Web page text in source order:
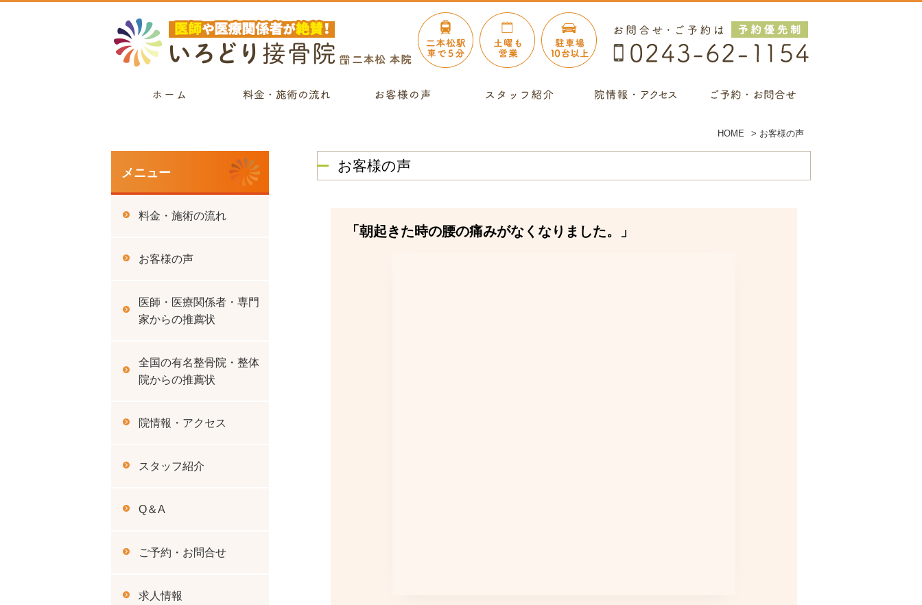
HOME > お客様の声
お客様の声
「朝起きた時の腰の痛みがなくなりました。」
メニュー
料金・施術の流れ
お客様の声
医師・医療関係者・専門
家からの推薦状
全国の有名整骨院・整体
院からの推薦状
院情報・アクセス
スタッフ紹介
Q＆A
ご予約・お問合せ
求人情報